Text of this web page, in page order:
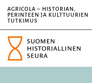
AGRICOLA – HISTORIAN,
PERINTEEN JA KULTTUURIEN
TUTKIMUS